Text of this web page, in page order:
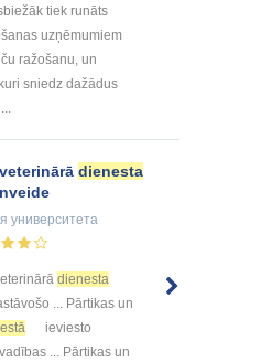
tiek runāts
uzņēmumiem
ražošanu, un
sniedz dažādus
dienesta
университета
dienesta
... Pārtikas un
ieviesto
... Pārtikas un